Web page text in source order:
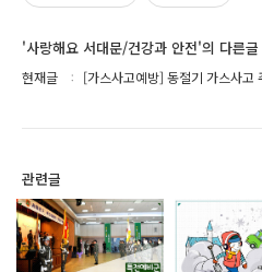
'사랑해요 서대문/건강과 안전'의 다른글
현재글 [가스사고예방] 동절기 가스사고
관련글